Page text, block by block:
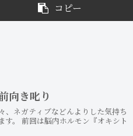
コピー
向き叱り
、ネガティブなどんよりした気持ち
。 前回は脳内ホルモン『オキシト